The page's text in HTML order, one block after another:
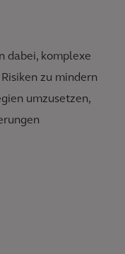
dabei, komplexe
zu mindern
umzusetzen,